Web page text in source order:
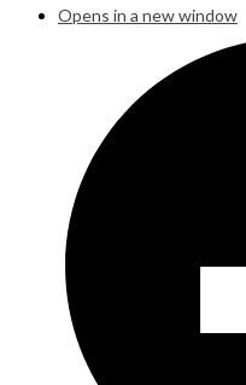
Opens in a new window